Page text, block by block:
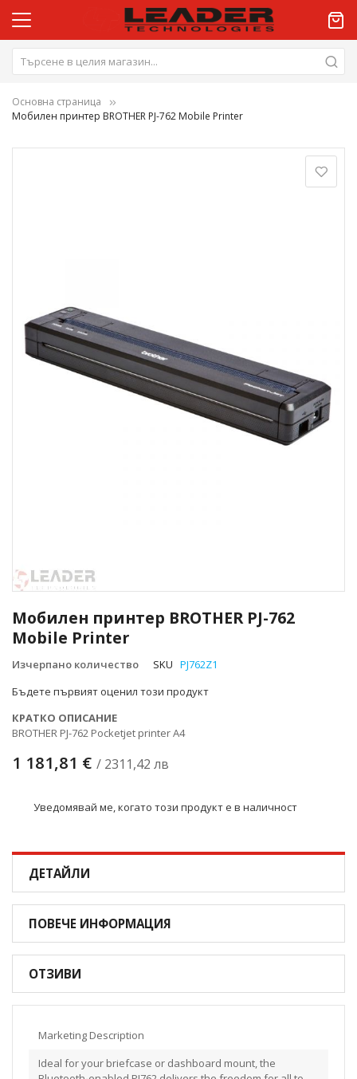
Основна страница
Мобилен принтер BROTHER PJ-762 Mobile Printer
Мобилен принтер BROTHER PJ-762
Mobile Printer
Изчерпано количество SKU PJ762Z1
Бъдете първият оценил този продукт
КРАТКО ОПИСАНИЕ
BROTHER PJ-762 Pocketjet printer A4
1 181,81 € / 2311,42 лв
Уведомявай ме, когато този продукт е в наличност
към
началото
на
галерия
снимки
ДЕТАЙЛИ
ПОВЕЧЕ ИНФОРМАЦИЯ
ОТЗИВИ
Marketing Description
Ideal for your briefcase or dashboard mount, the